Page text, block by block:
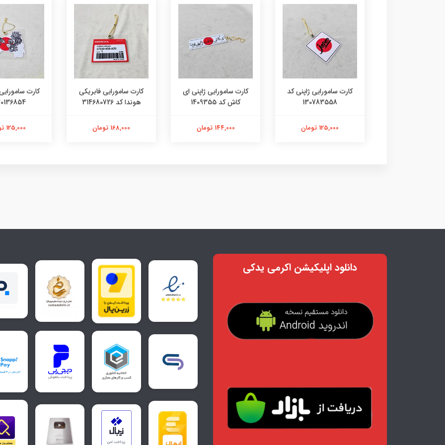
کارت سامورایی ژاپنی کد
130783558
125,000 تومان
کارت سامورایی ژاپنی ای
کاش کد 1409355
144,000 تومان
کارت سامورایی فابریکی
هوندا کد 314680726
168,000 تومان
کارت
125,000 تومان
دانلود اپلیکیشن اکرمی یدکی